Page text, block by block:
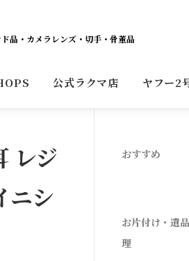
品・カメラレンズ・切手・骨董品
公式ラクマ店 ヤフー2
レジ
ニシ
おすすめ
お片付け・遺
理